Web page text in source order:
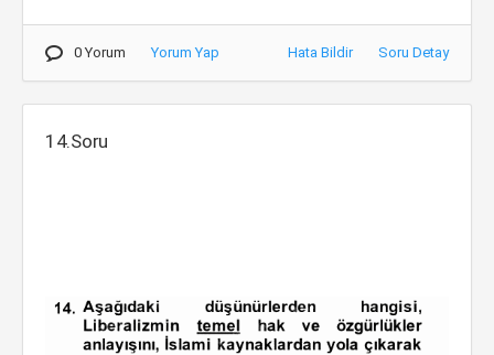
0 Yorum Yorum Yap Hata Bildir Soru Detay
14.Soru